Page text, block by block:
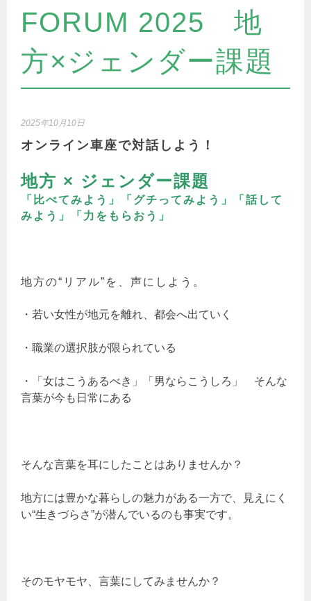
FORUM 2025 地
方×ジェンダー課題
2025年10月10日
オンライン車座で対話しよう！
地方 × ジェンダー課題
「比べてみよう」「グチってみよう」「話して
みよう」「力をもらおう」
地方の“リアル”を、声にしよう。
・若い女性が地元を離れ、都会へ出ていく
・職業の選択肢が限られている
・「女はこうあるべき」「男ならこうしろ」 そんな
言葉が今も日常にある
そんな言葉を耳にしたことはありませんか？
地方には豊かな暮らしの魅力がある一方で、見えにく
い“生きづらさ”が潜んでいるのも事実です。
そのモヤモヤ、言葉にしてみませんか？